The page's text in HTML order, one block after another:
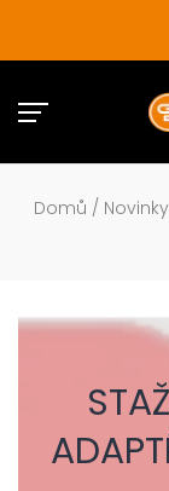
na
Domů / Novinky